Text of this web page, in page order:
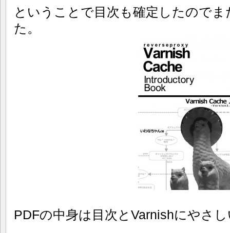
ということで目次も確定したので
た。
PDFの中身は目次とVarnishにやさ